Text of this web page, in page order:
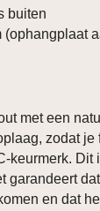
buiten
(ophangplaat
met een
zodat je
keurmerk. Dit
garandeert
en dat